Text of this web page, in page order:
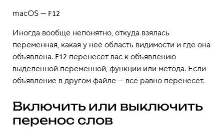
macOS — F12
Иногда вообще непонятно, откуда взялась
переменная, какая у неё область видимости и где она
объявлена. F12 перенесёт вас к объявлению
выделенной переменной, функции или метода. Если
объявление в другом файле — всё равно перенесёт.
Включить или выключить
перенос слов